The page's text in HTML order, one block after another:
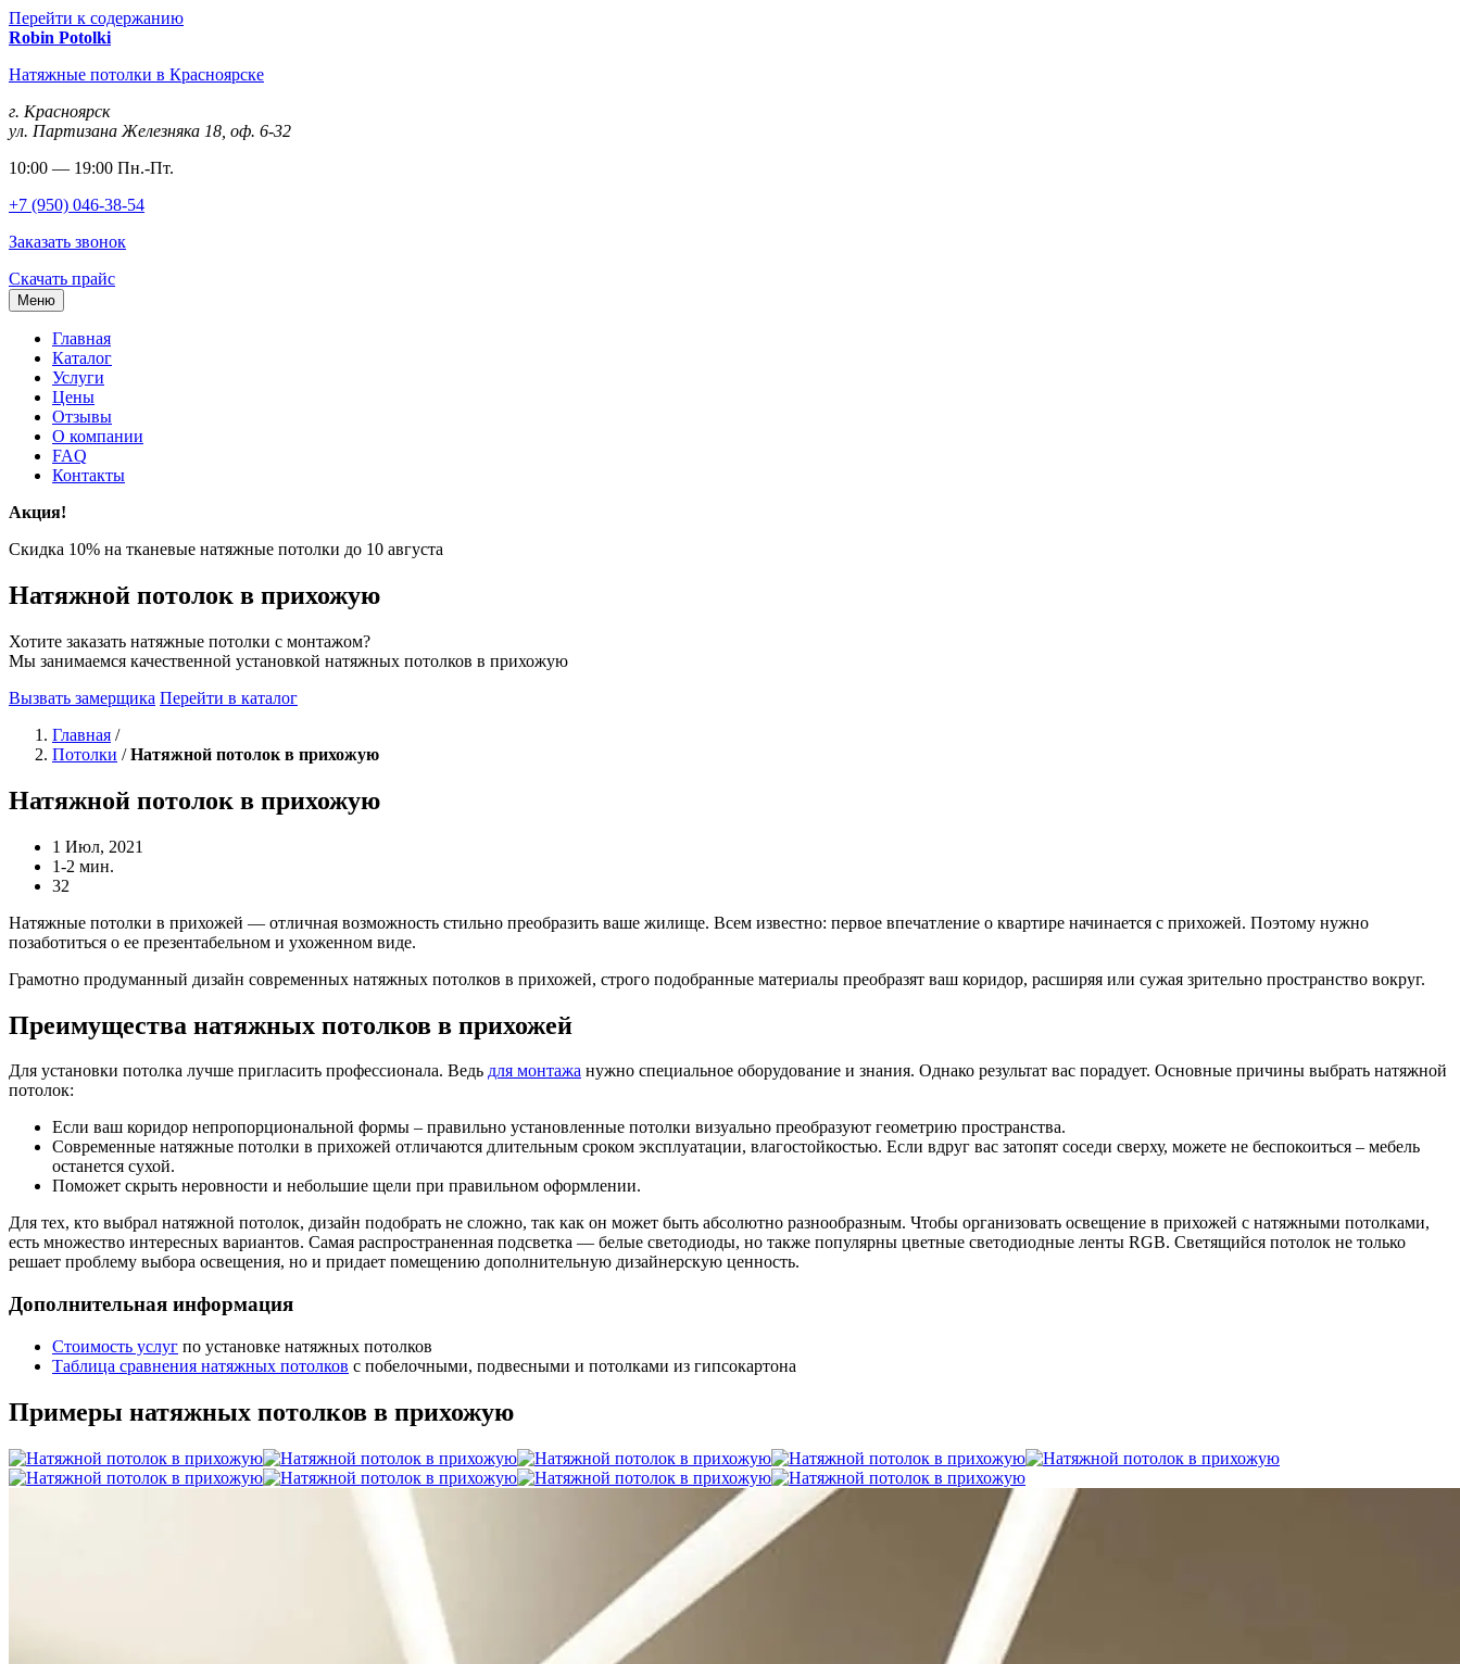
Перейти к содержанию
Robin Potolki
Натяжные потолки в Красноярске
г. Красноярск
ул. Партизана Железняка 18, оф. 6-32
10:00 — 19:00 Пн.-Пт.
+7 (950) 046-38-54
Заказать звонок
Скачать прайс
Меню
Главная
Каталог
Услуги
Цены
Отзывы
О компании
FAQ
Контакты
Акция!
Скидка 10% на тканевые натяжные потолки до 10 августа
Натяжной потолок в прихожую
Хотите заказать натяжные потолки с монтажом?
Мы занимаемся качественной установкой натяжных потолков в прихожую
Вызвать замерщика Перейти в каталог
Главная /
Потолки /Натяжной потолок в прихожую
Натяжной потолок в прихожую
1 Июл, 2021
1-2 мин.
32
Натяжные потолки в прихожей — отличная возможность стильно преобразить ваше жилище. Всем известно: первое впечатление о квартире начинается с прихожей. Поэтому нужно
позаботиться о ее презентабельном и ухоженном виде.
Грамотно продуманный дизайн современных натяжных потолков в прихожей, строго подобранные материалы преобразят ваш коридор, расширяя или сужая зрительно пространство вокруг.
Преимущества натяжных потолков в прихожей
Для установки потолка лучше пригласить профессионала. Ведь для монтажа нужно специальное оборудование и знания. Однако результат вас порадует. Основные причины выбрать натяжной
потолок:
Если ваш коридор непропорциональной формы – правильно установленные потолки визуально преобразуют геометрию пространства.
Современные натяжные потолки в прихожей отличаются длительным сроком эксплуатации, влагостойкостью. Если вдруг вас затопят соседи сверху, можете не беспокоиться – мебель
останется сухой.
Поможет скрыть неровности и небольшие щели при правильном оформлении.
Для тех, кто выбрал натяжной потолок, дизайн подобрать не сложно, так как он может быть абсолютно разнообразным. Чтобы организовать освещение в прихожей с натяжными потолками,
есть множество интересных вариантов. Самая распространенная подсветка — белые светодиоды, но также популярны цветные светодиодные ленты RGB. Светящийся потолок не только
решает проблему выбора освещения, но и придает помещению дополнительную дизайнерскую ценность.
Дополнительная информация
Стоимость услуг по установке натяжных потолков
Таблица сравнения натяжных потолков с побелочными, подвесными и потолками из гипсокартона
Примеры натяжных потолков в прихожую